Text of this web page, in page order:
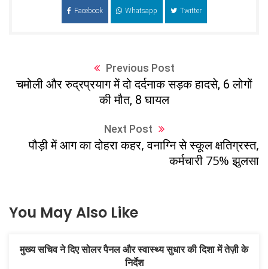
Facebook Whatsapp Twitter
Previous Post
चमोली और रुद्रप्रयाग में दो दर्दनाक सड़क हादसे, 6 लोगों
की मौत, 8 घायल
Next Post
पौड़ी में आग का दोहरा कहर, वनाग्नि से स्कूल क्षतिग्रस्त,
कर्मचारी 75% झुलसा
You May Also Like
मुख्य सचिव ने दिए सोलर पैनल और स्वास्थ्य सुधार की दिशा में तेज़ी के
निर्देश